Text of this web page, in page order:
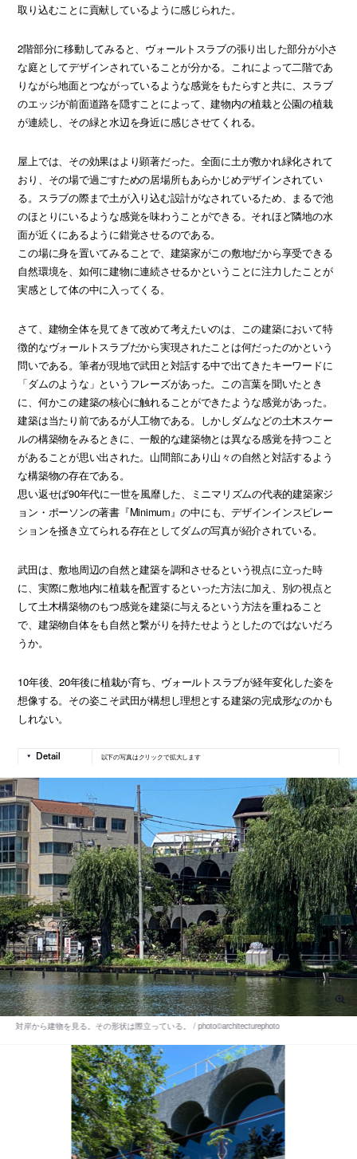
取り込むことに貢献しているように感じられた。
2階部分に移動してみると、ヴォールトスラブの張り出した部分が小さ
な庭としてデザインされていることが分かる。これによって二階であ
りながら地面とつながっているような感覚をもたらすと共に、スラブ
のエッジが前面道路を隠すことによって、建物内の植栽と公園の植栽
が連続し、その緑と水辺を身近に感じさせてくれる。
屋上では、その効果はより顕著だった。全面に土が敷かれ緑化されて
おり、その場で過ごすための居場所もあらかじめデザインされてい
る。スラブの際まで土が入り込む設計がなされているため、まるで池
のほとりにいるような感覚を味わうことができる。それほど隣地の水
面が近くにあるように錯覚させるのである。
この場に身を置いてみることで、建築家がこの敷地だから享受できる
自然環境を、如何に建物に連続させるかということに注力したことが
実感として体の中に入ってくる。
さて、建物全体を見てきて改めて考えたいのは、この建築において特
徴的なヴォールトスラブだから実現されたことは何だったのかという
問いである。筆者が現地で武田と対話する中で出てきたキーワードに
「ダムのような」というフレーズがあった。この言葉を聞いたとき
に、何かこの建築の核心に触れることができたような感覚があった。
建築は当たり前であるが人工物である。しかしダムなどの土木スケー
ルの構築物をみるときに、一般的な建築物とは異なる感覚を持つこと
があることが思い出された。山間部にあり山々の自然と対話するよう
な構築物の存在である。
思い返せば90年代に一世を風靡した、ミニマリズムの代表的建築家ジ
ョン・ポーソンの著書『Minimum』の中にも、デザインインスピレー
ションを掻き立てられる存在としてダムの写真が紹介されている。
武田は、敷地周辺の自然と建築を調和させるという視点に立った時
に、実際に敷地内に植栽を配置するといった方法に加え、別の視点と
して土木構築物のもつ感覚を建築に与えるという方法を重ねること
で、建築物自体をも自然と繋がりを持たせようとしたのではないだろ
うか。
10年後、20年後に植栽が育ち、ヴォールトスラブが経年変化した姿を
想像する。その姿こそ武田が構想し理想とする建築の完成形なのかも
しれない。
以下の写真はクリックで拡大します